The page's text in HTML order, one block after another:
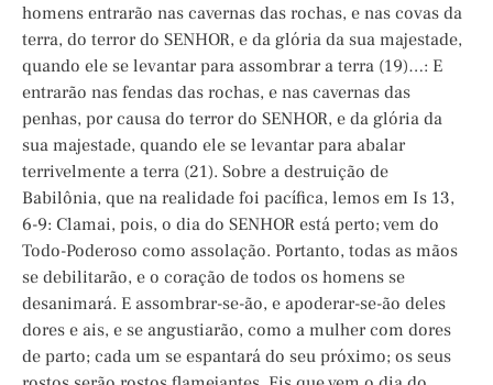
homens entrarão nas cavernas das rochas, e nas covas da
terra, do terror do SENHOR, e da glória da sua majestade,
quando ele se levantar para assombrar a terra (19)…: E
entrarão nas fendas das rochas, e nas cavernas das
penhas, por causa do terror do SENHOR, e da glória da
sua majestade, quando ele se levantar para abalar
terrivelmente a terra (21). Sobre a destruição de
Babilônia, que na realidade foi pacífica, lemos em Is 13,
6-9: Clamai, pois, o dia do SENHOR está perto; vem do
Todo-Poderoso como assolação. Portanto, todas as mãos
se debilitarão, e o coração de todos os homens se
desanimará. E assombrar-se-ão, e apoderar-se-ão deles
dores e ais, e se angustiarão, como a mulher com dores
de parto; cada um se espantará do seu próximo; os seus